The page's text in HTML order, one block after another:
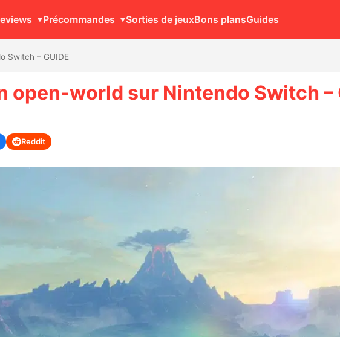
Précommandes Sorties de jeuxBons plansGuides
Switch – GUIDE
open-world sur Nintendo Switch –
Reddit